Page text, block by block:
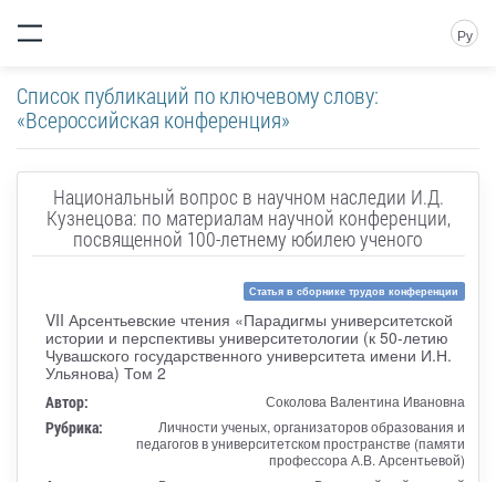
Ру
Список публикаций по ключевому слову:
«Всероссийская конференция»
Национальный вопрос в научном наследии И.Д.
Кузнецова: по материалам научной конференции,
посвященной 100-летнему юбилею ученого
Статья в сборнике трудов конференции
VII Арсентьевские чтения «Парадигмы университетской
истории и перспективы университетологии (к 50-летию
Чувашского государственного университета имени И.Н.
Ульянова) Том 2
Автор: Соколова Валентина Ивановна
Рубрика:
Личности ученых, организаторов образования и
педагогов в университетском пространстве (памяти
профессора А.В. Арсентьевой)